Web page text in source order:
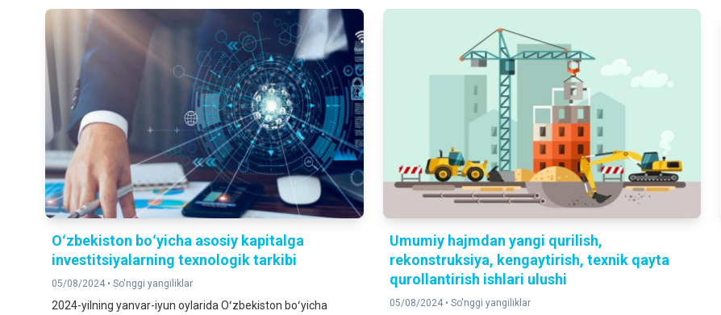
Oʻzbekiston boʻyicha asosiy kapitalga
investitsiyalarning texnologik tarkibi
05/08/2024 • So'nggi yangiliklar
2024-yilning yanvar-iyun oylarida Oʻzbekiston boʻyicha
Umumiy hajmdan yangi qurilish,
rekonstruksiya, kengaytirish, texnik qayta
qurollantirish ishlari ulushi
05/08/2024 • So'nggi yangiliklar